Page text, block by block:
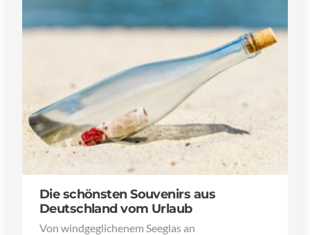
Die schönsten Souvenirs aus
Deutschland vom Urlaub
Von windgeglichenem Seeglas an